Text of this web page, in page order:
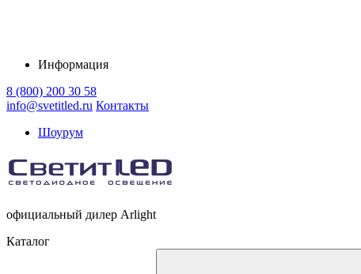
Информация
8 (800) 200 30 58
info@svetitled.ru Контакты
Шоурум
официальный дилер Arlight
Каталог